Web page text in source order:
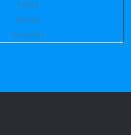
Prüfen
Service
Sicherheit